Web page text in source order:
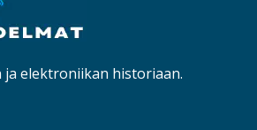
ja elektroniikan historiaan.